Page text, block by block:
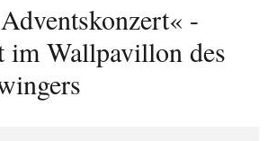
-
im Wallpavillon des